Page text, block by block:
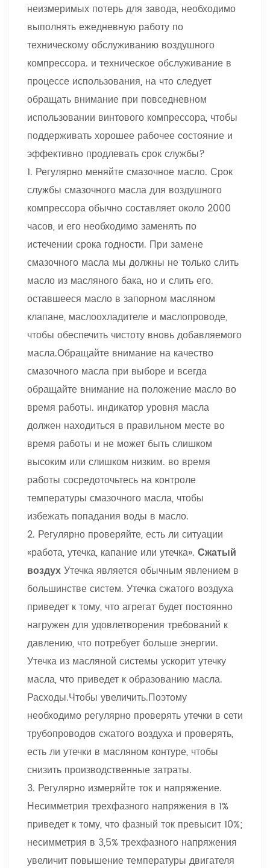
неизмеримых потерь для завода, необходимо
выполнять ежедневную работу по
техническому обслуживанию воздушного
компрессора. и техническое обслуживание в
процессе использования, на что следует
обращать внимание при повседневном
использовании винтового компрессора, чтобы
поддерживать хорошее рабочее состояние и
эффективно продлевать срок службы?
1. Регулярно меняйте смазочное масло. Срок
службы смазочного масла для воздушного
компрессора обычно составляет около 2000
часов, и его необходимо заменять по
истечении срока годности. При замене
смазочного масла мы должны не только слить
масло из масляного бака, но и слить его.
оставшееся масло в запорном масляном
клапане, маслоохладителе и маслопроводе,
чтобы обеспечить чистоту вновь добавляемого
масла.Обращайте внимание на качество
смазочного масла при выборе и всегда
обращайте внимание на положение масло во
время работы. индикатор уровня масла
должен находиться в правильном месте во
время работы и не может быть слишком
высоким или слишком низким. во время
работы сосредоточьтесь на контроле
температуры смазочного масла, чтобы
избежать попадания воды в масло.
2. Регулярно проверяйте, есть ли ситуации
«работа, утечка, капание или утечка». Сжатый
воздухУтечка является обычным явлением в
большинстве систем. Утечка сжатого воздуха
приведет к тому, что агрегат будет постоянно
нагружен для удовлетворения требований к
давлению, что потребует больше энергии.
Утечка из масляной системы ускорит утечку
масла, что приведет к образованию масла.
Расходы.Чтобы увеличить.Поэтому
необходимо регулярно проверять утечки в сети
трубопроводов сжатого воздуха и проверять,
есть ли утечки в масляном контуре, чтобы
снизить производственные затраты.
3. Регулярно измеряйте ток и напряжение.
Несимметрия трехфазного напряжения в 1%
приведет к тому, что фазный ток превысит 10%;
несимметрия в 3,5% трехфазного напряжения
увеличит повышение температуры двигателя